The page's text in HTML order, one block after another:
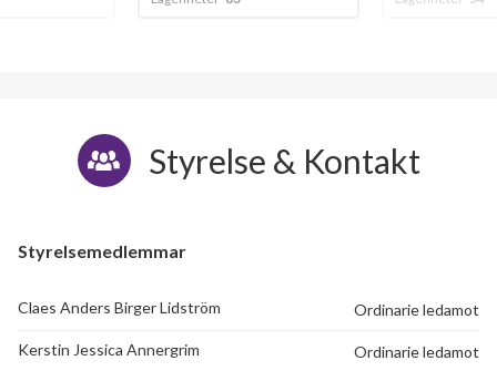
Styrelse & Kontakt
Styrelsemedlemmar
Claes Anders Birger Lidström Ordinarie ledamot
Kerstin Jessica Annergrim Ordinarie ledamot